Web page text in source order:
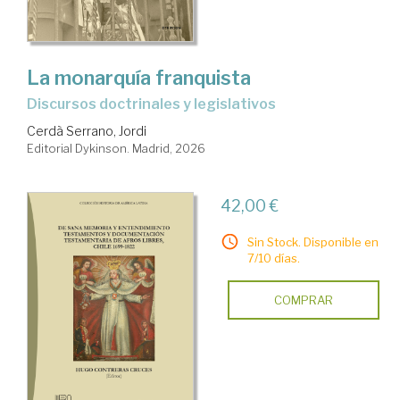
La monarquía franquista
Discursos doctrinales y legislativos
Cerdà Serrano, Jordi
Editorial Dykinson. Madrid, 2026
42,00 €
Sin Stock. Disponible en
7/10 días.
COMPRAR